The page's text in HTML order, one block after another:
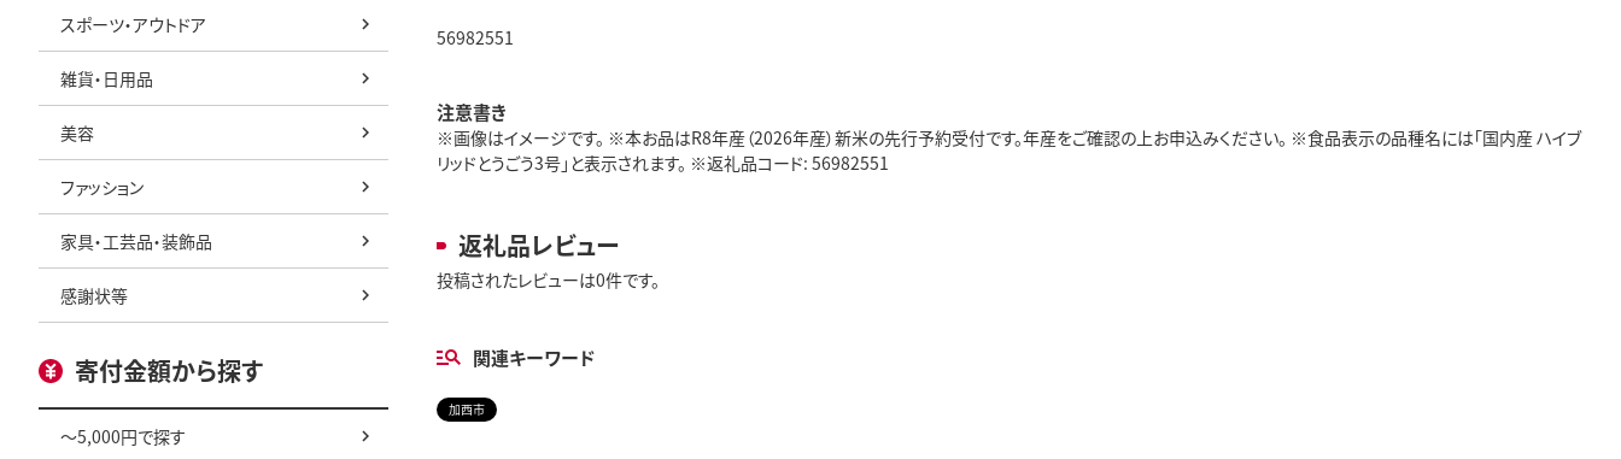
スポーツ・アウトドア
雑貨・日用品
美容
ファッション
家具・工芸品・装飾品
感謝状等
寄付金額から探す
～5,000円で探す
56982551
注意書き
※画像はイメージです。 ※本お品はR8年産（2026年産）新米の先行予約受付です。年産をご確認の上お申込みください。 ※食品表示の品種名には「国内産 ハイブ
リッドとうごう3号」と表示されます。 ※返礼品コード: 56982551
返礼品レビュー
投稿されたレビューは0件です。
関連キーワード
加西市